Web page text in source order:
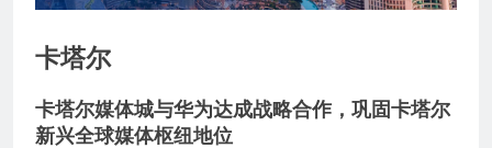
卡塔尔
卡塔尔媒体城与华为达成战略合作，巩固卡塔尔
新兴全球媒体枢纽地位